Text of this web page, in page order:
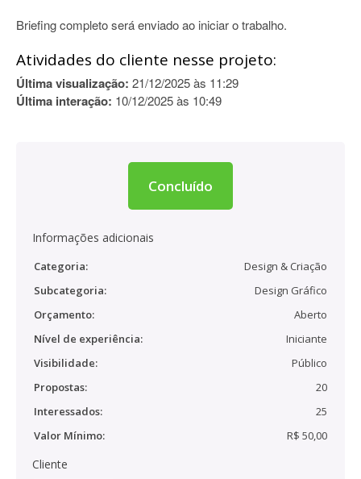
Briefing completo será enviado ao iniciar o trabalho.
Atividades do cliente nesse projeto:
Última visualização: 21/12/2025 às 11:29
Última interação: 10/12/2025 às 10:49
Concluído
Informações adicionais
Categoria:
Design & Criação
Subcategoria:
Design Gráfico
Orçamento:
Aberto
Nível de experiência:
Iniciante
Visibilidade:
Público
Propostas:
20
Interessados:
25
Valor Mínimo:
R$ 50,00
Cliente